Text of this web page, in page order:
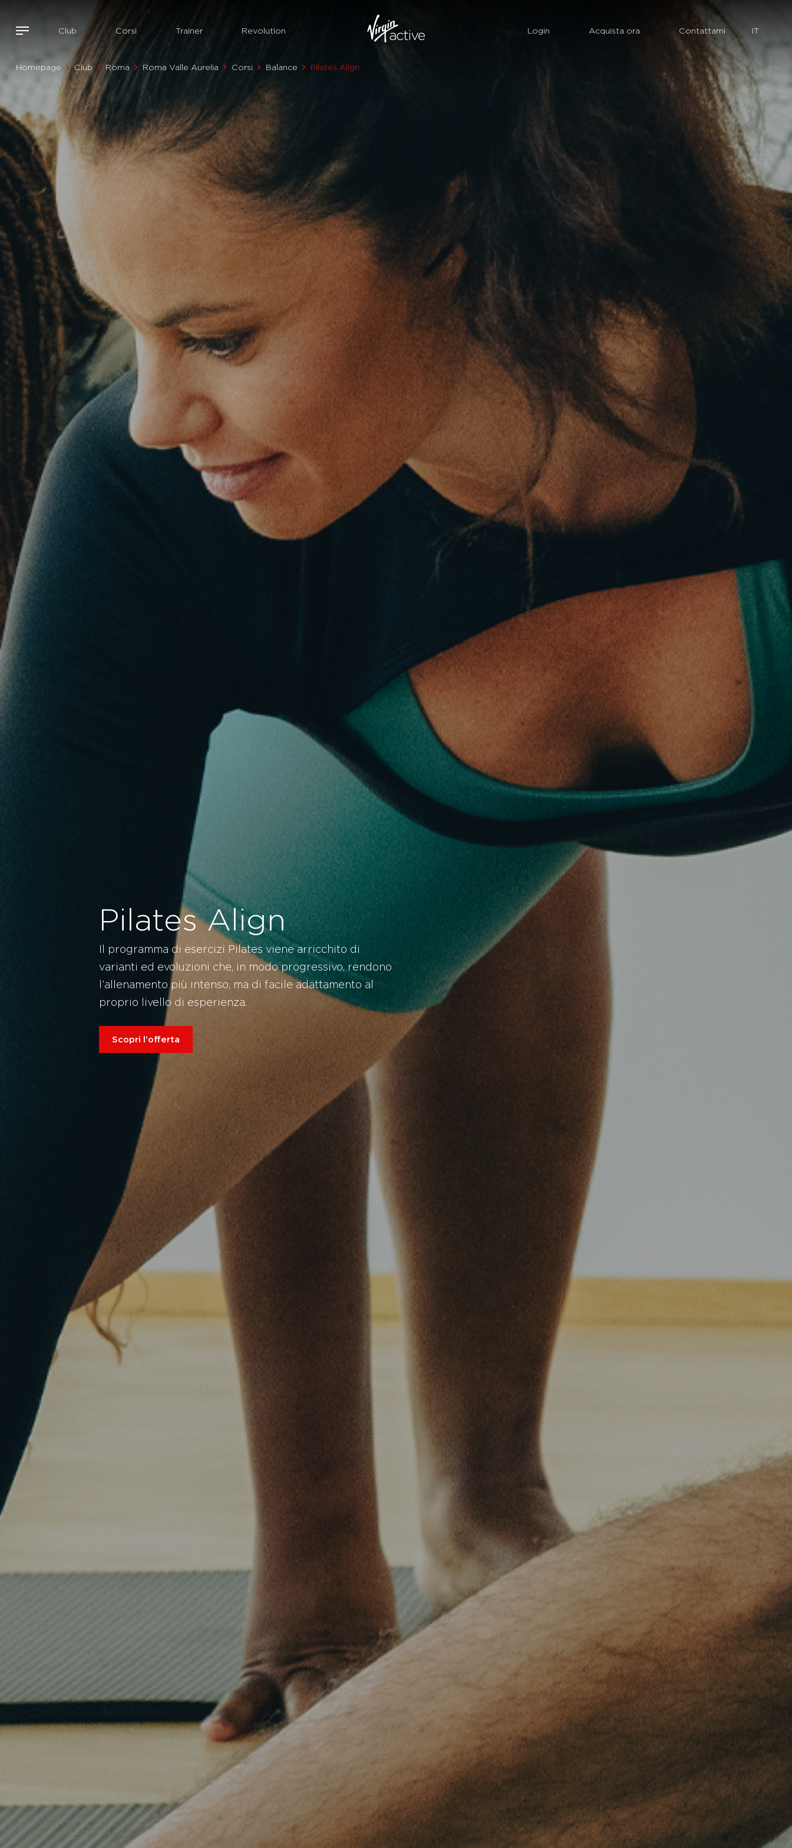
Club Corsi Trainer Revolution Login Acquista ora Contattami
Homepage Club Roma Roma Valle Aurelia Corsi Balance Pilates Align
Pilates Align
Il programma di esercizi Pilates viene arricchito di
varianti ed evoluzioni che, in modo progressivo, rendono
l’allenamento più intenso, ma di facile adattamento al
proprio livello di esperienza.
Scopri l'offerta